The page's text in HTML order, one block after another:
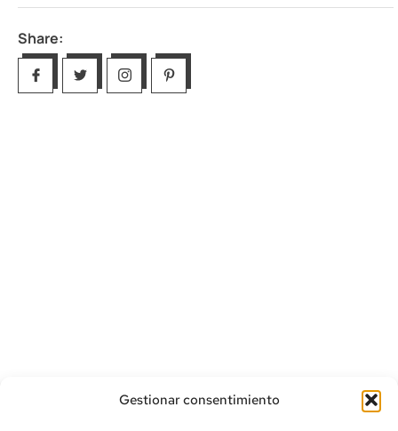
Gestionar consentimiento
Share: